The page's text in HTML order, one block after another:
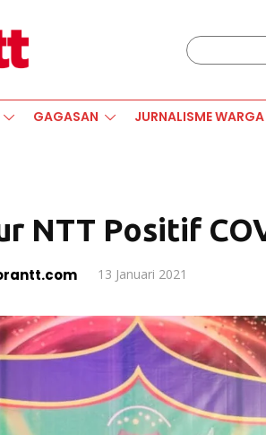
GAGASAN JURNALISME WARGA
NTT Positif
13 Januari 2021